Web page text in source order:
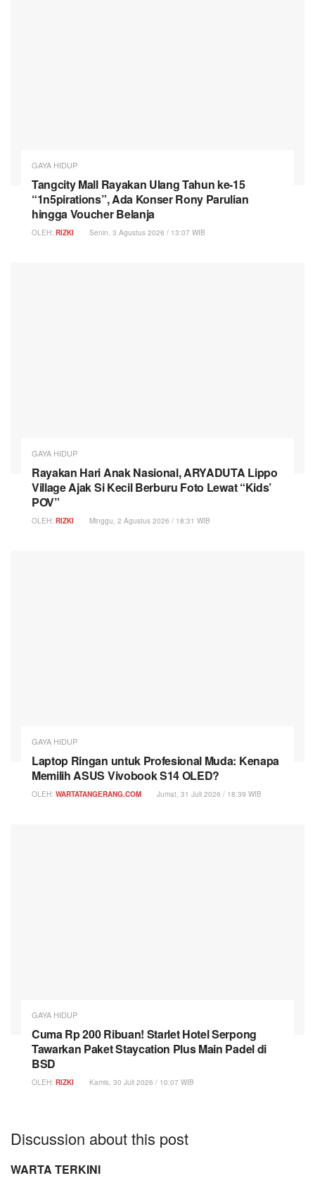
GAYA HIDUP
Tangcity Mall Rayakan Ulang Tahun ke-15
“1n5pirations”, Ada Konser Rony Parulian
hingga Voucher Belanja
OLEH: RIZKI Senin, 3 Agustus 2026 / 13:07 WIB
GAYA HIDUP
Rayakan Hari Anak Nasional, ARYADUTA Lippo
Village Ajak Si Kecil Berburu Foto Lewat “Kids’
POV”
OLEH: RIZKI Minggu, 2 Agustus 2026 / 18:31 WIB
GAYA HIDUP
Laptop Ringan untuk Profesional Muda: Kenapa
Memilih ASUS Vivobook S14 OLED?
OLEH: WARTATANGERANG.COM Jumat, 31 Juli 2026 / 18:39 WIB
GAYA HIDUP
Cuma Rp 200 Ribuan! Starlet Hotel Serpong
Tawarkan Paket Staycation Plus Main Padel di
BSD
OLEH: RIZKI Kamis, 30 Juli 2026 / 10:07 WIB
Discussion about this post
WARTA TERKINI